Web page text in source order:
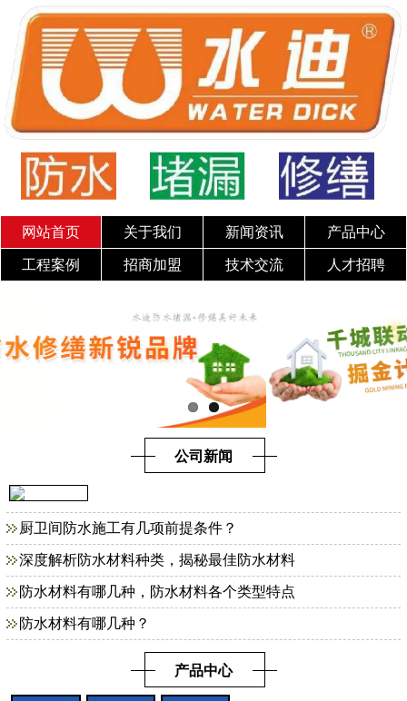
网站首页 关于我们 新闻资讯 产品中心
工程案例 招商加盟 技术交流 人才招聘
公司新闻
厨卫间防水施工有几项前提条件？
深度解析防水材料种类，揭秘最佳防水材料
防水材料有哪几种，防水材料各个类型特点
防水材料有哪几种？
产品中心